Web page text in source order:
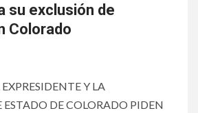
su exclusión de
Colorado
Y LA
ESTADO DE COLORADO PIDEN